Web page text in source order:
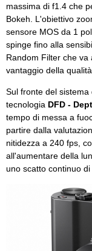
massima di f1.4 che
Bokeh. L'obiettivo
sensore MOS da 1
spinge fino alla
Random Filter che
vantaggio della
Sul fronte del
tecnologia DFD -
tempo di messa a
partire dalla
nitidezza a 240 fps,
all'aumentare della
uno scatto continuo